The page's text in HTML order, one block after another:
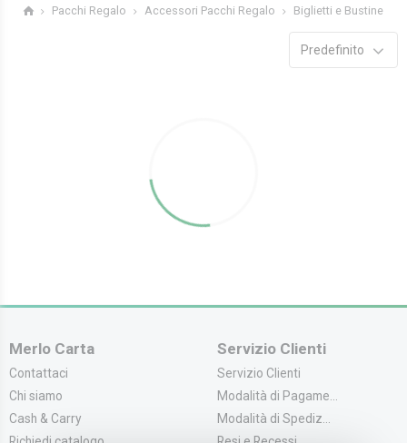
Pacchi Regalo Accessori Pacchi Regalo Biglietti e Bustine
Predefinito
Merlo Carta
Contattaci
Chi siamo
Cash & Carry
Servizio Clienti
Servizio Clienti
Modalità di Pagame...
Modalità di Spediz...